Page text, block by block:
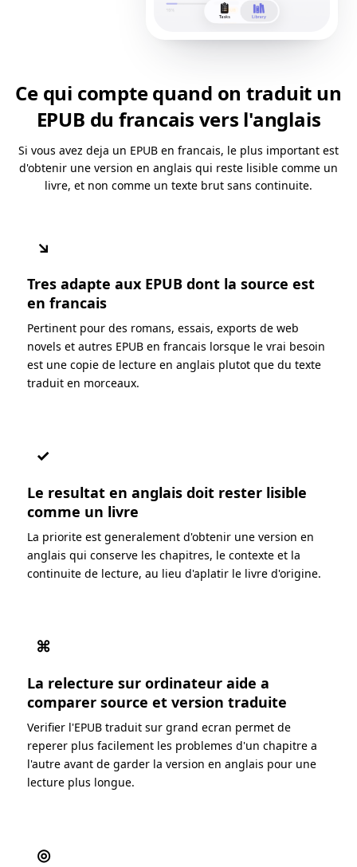
Ce qui compte quand on traduit un
EPUB du francais vers l'anglais
Si vous avez deja un EPUB en francais, le plus important est
d'obtenir une version en anglais qui reste lisible comme un
livre, et non comme un texte brut sans continuite.
↘
Tres adapte aux EPUB dont la source est
en francais
Pertinent pour des romans, essais, exports de web
novels et autres EPUB en francais lorsque le vrai besoin
est une copie de lecture en anglais plutot que du texte
traduit en morceaux.
✓
Le resultat en anglais doit rester lisible
comme un livre
La priorite est generalement d'obtenir une version en
anglais qui conserve les chapitres, le contexte et la
continuite de lecture, au lieu d'aplatir le livre d'origine.
⌘
La relecture sur ordinateur aide a
comparer source et version traduite
Verifier l'EPUB traduit sur grand ecran permet de
reperer plus facilement les problemes d'un chapitre a
l'autre avant de garder la version en anglais pour une
lecture plus longue.
◎